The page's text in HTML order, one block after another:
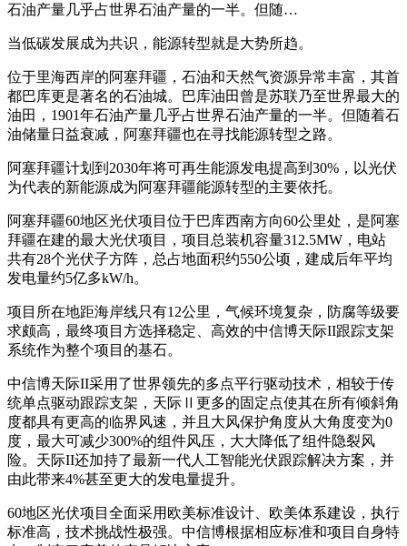
石油产量几乎占世界石油产量的一半。但随…
当低碳发展成为共识，能源转型就是大势所趋。
位于里海西岸的阿塞拜疆，石油和天然气资源异常丰富，其首
都巴库更是著名的石油城。巴库油田曾是苏联乃至世界最大的
油田，1901年石油产量几乎占世界石油产量的一半。但随着石
油储量日益衰减，阿塞拜疆也在寻找能源转型之路。
阿塞拜疆计划到2030年将可再生能源发电提高到30%，以光伏
为代表的新能源成为阿塞拜疆能源转型的主要依托。
阿塞拜疆60地区光伏项目位于巴库西南方向60公里处，是阿塞
拜疆在建的最大光伏项目，项目总装机容量312.5MW，电站
共有28个光伏子方阵，总占地面积约550公顷，建成后年平均
发电量约5亿多kW/h。
项目所在地距海岸线只有12公里，气候环境复杂，防腐等级要
求颇高，最终项目方选择稳定、高效的中信博天际II跟踪支架
系统作为整个项目的基石。
中信博天际II采用了世界领先的多点平行驱动技术，相较于传
统单点驱动跟踪支架，天际Ⅱ更多的固定点使其在所有倾斜角
度都具有更高的临界风速，并且大风保护角度从大角度变为0
度，最大可减少300%的组件风压，大大降低了组件隐裂风
险。天际II还加持了最新一代人工智能光伏跟踪解决方案，并
由此带来4%甚至更大的发电量提升。
60地区光伏项目全面采用欧美标准设计、欧美体系建设，执行
标准高，技术挑战性极强。中信博根据相应标准和项目自身特